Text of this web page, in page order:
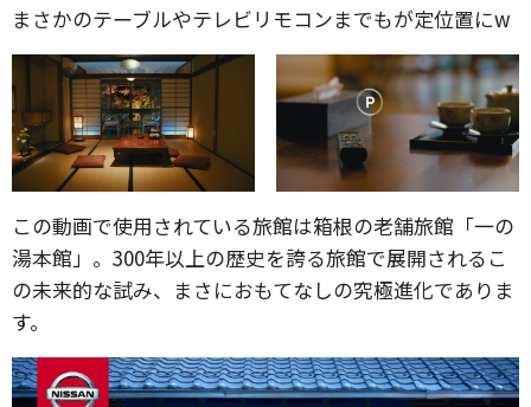
まさかのテーブルやテレビリモコンまでもが定位置にw
この動画で使用されている旅館は箱根の老舗旅館「一の
湯本館」。300年以上の歴史を誇る旅館で展開されるこ
の未来的な試み、まさにおもてなしの究極進化でありま
す。